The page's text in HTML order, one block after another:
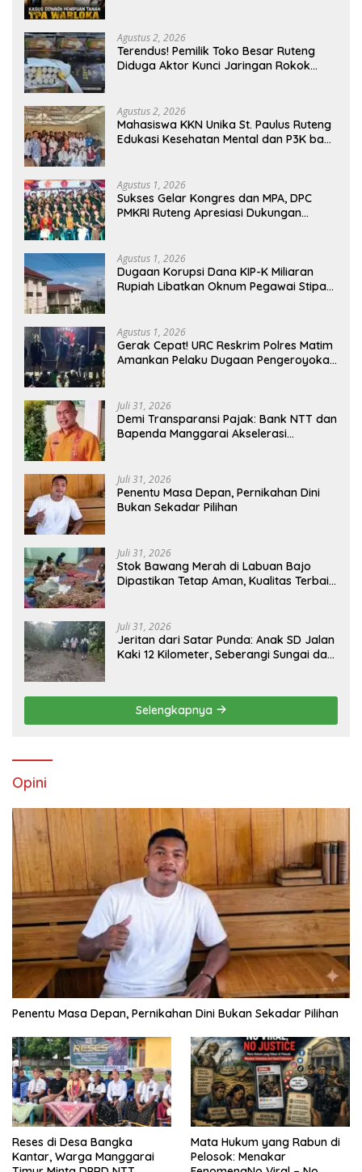
Memasuki Fase Krusial
Agustus 2, 2026
Terendus! Pemilik Toko Besar Ruteng
Diduga Aktor Kunci Jaringan Rokok
Agustus 2, 2026
Mahasiswa KKN Unika St. Paulus Ruteng
Edukasi Kesehatan Mental dan P3K bagi
Agustus 1, 2026
Sukses Gelar Kongres dan MPA, DPC
PMKRI Ruteng Apresiasi Dukungan
Agustus 1, 2026
Dugaan Korupsi Dana KIP-K Miliaran
Rupiah Libatkan Oknum Pegawai Stipas
Agustus 1, 2026
Gerak Cepat! URC Reskrim Polres Matim
Amankan Pelaku Dugaan Pengeroyokan
Juli 31, 2026
​Demi Transparansi Pajak: Bank NTT dan
Bapenda Manggarai Akselerasi
Juli 31, 2026
Penentu Masa Depan, Pernikahan Dini
Bukan Sekadar Pilihan
Juli 31, 2026
Stok Bawang Merah di Labuan Bajo
Dipastikan Tetap Aman, Kualitas Terbaik
Juli 31, 2026
Jeritan dari Satar Punda: Anak SD Jalan
Kaki 12 Kilometer, Seberangi Sungai dan
Selengkapnya
Opini
Penentu Masa Depan, Pernikahan Dini Bukan Sekadar Pilihan
Reses di Desa Bangka
Kantar, Warga Manggarai
Mata Hukum yang Rabun di
Pelosok: Menakar